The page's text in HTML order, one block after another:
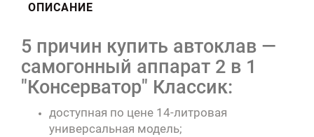
ОПИСАНИЕ
5 причин купить автоклав —
самогонный аппарат 2 в 1
"Консерватор" Классик:
доступная по цене 14-литровая
универсальная модель;